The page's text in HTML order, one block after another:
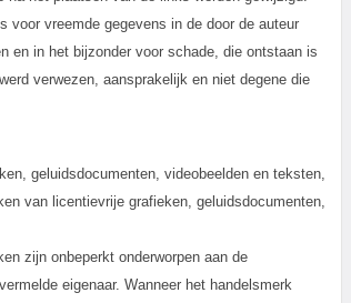
voor vreemde gegevens in de door de auteur
en in het bijzonder voor schade, die ontstaan is
verwezen, aansprakelijk en niet degene die
geluidsdocumenten, videobeelden en teksten,
van licentievrije grafieken, geluidsdocumenten,
zijn onbeperkt onderworpen aan de
eigenaar. Wanneer het handelsmerk